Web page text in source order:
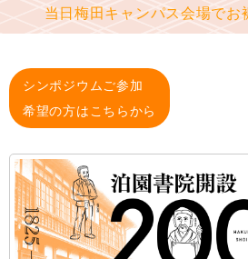
当日梅田キャンパス会場でお
シンポジウムご参加
希望の方はこちらから